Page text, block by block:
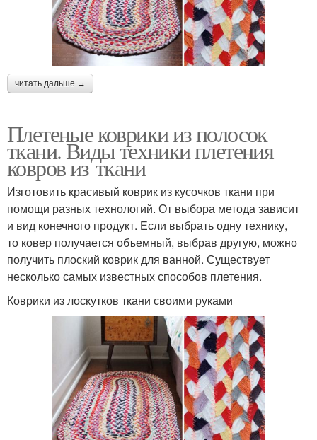
читать дальше →
Плетеные коврики из полосок
ткани. Виды техники плетения
ковров из ткани
Изготовить красивый коврик из кусочков ткани при
помощи разных технологий. От выбора метода зависит
и вид конечного продукт. Если выбрать одну технику,
то ковер получается объемный, выбрав другую, можно
получить плоский коврик для ванной. Существует
несколько самых известных способов плетения.
Коврики из лоскутков ткани своими руками